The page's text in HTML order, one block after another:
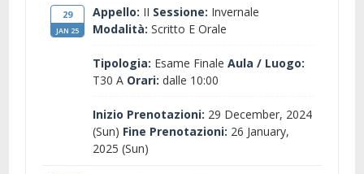
29
JAN 25
Appello: II Sessione: Invernale
Modalità: Scritto E Orale
Tipologia: Esame Finale Aula / Luogo:
T30 A Orari: dalle 10:00
Inizio Prenotazioni: 29 December, 2024
(Sun) Fine Prenotazioni: 26 January,
2025 (Sun)